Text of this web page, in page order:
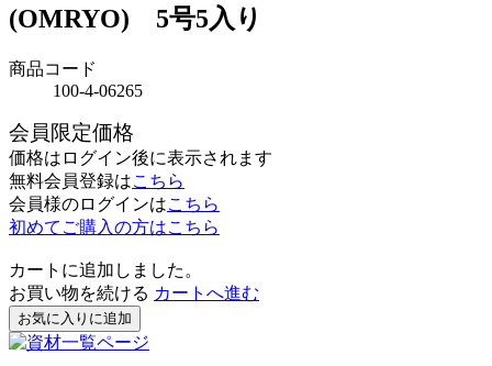
(OMRYO) 5号5入り
商品コード
100-4-06265
会員限定価格
価格はログイン後に表示されます
無料会員登録はこちら
会員様のログインはこちら
初めてご購入の方はこちら
カートに追加しました。
お買い物を続ける カートへ進む
お気に入りに追加